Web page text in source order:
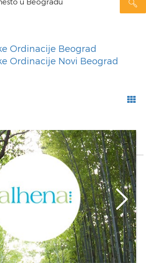
Ordinacije Beograd
Ordinacije Novi Beograd